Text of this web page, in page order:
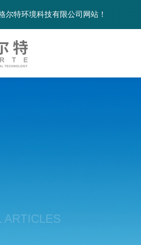
尔特环境科技有限公司网站！
ARTICLES